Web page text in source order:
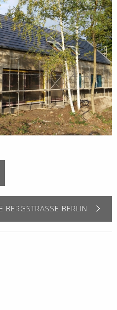
BERGSTRASSE BERLIN